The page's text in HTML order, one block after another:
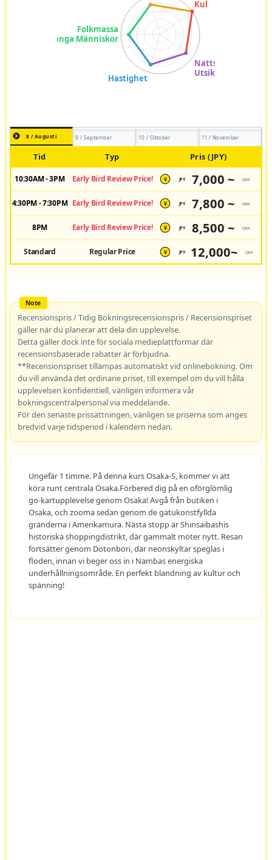
8 / Augusti 9 / September 10 / Oktober 11 / November
Tid Typ Pris (JPY)
10:30AM - 3PM Early Bird Review Price! ¥ JPY 7,000 ~ /pax
4:30PM - 7:30PM Early Bird Review Price! ¥ JPY 7,800 ~ /pax
8PM Early Bird Review Price! ¥ JPY 8,500 ~ /pax
Standard Regular Price ¥ JPY 12,000~ /pax
Recensionspris / Tidig Bokningsrecensionspris / Recensionspriset
gäller när du planerar att dela din upplevelse.
Detta gäller dock inte för sociala medieplattformar där
recensionsbaserade rabatter är förbjudna.
**Recensionspriset tillämpas automatiskt vid onlinebokning. Om
du vill använda det ordinarie priset, till exempel om du vill hålla
upplevelsen konfidentiell, vänligen informera vår
bokningscentralpersonal via meddelande.
För den senaste prissättningen, vänligen se priserna som anges
bredvid varje tidsperiod i kalendern nedan.
Ungefär 1 timme. På denna kurs Osaka-S, kommer vi att
köra runt centrala Osaka.Förbered dig på en oförglömlig
go-kartupplevelse genom Osaka! Avgå från butiken i
Osaka, och zooma sedan genom de gatukonstfyllda
gränderna i Amerikamura. Nästa stopp är Shinsaibashis
historiska shoppingdistrikt, där gammalt möter nytt. Resan
fortsätter genom Dotonbori, där neonskyltar speglas i
floden, innan vi beger oss in i Nambas energiska
underhållningsområde. En perfekt blandning av kultur och
spänning!